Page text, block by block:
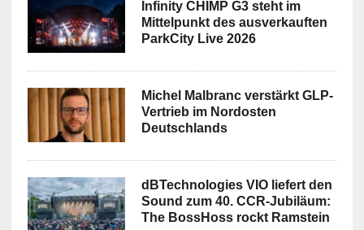
Infinity CHIMP G3 steht im
Mittelpunkt des ausverkauften
ParkCity Live 2026
Michel Malbranc verstärkt GLP-
Vertrieb im Nordosten
Deutschlands
dBTechnologies VIO liefert den
Sound zum 40. CCR-Jubiläum:
The BossHoss rockt Ramstein